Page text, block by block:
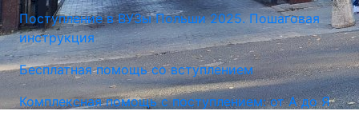
Поступление в ВУЗы Польши 2025. Пошаговая
инструкция
Бесплатная помощь со вступлением
Комплексная помощь с поступлением: от А до Я